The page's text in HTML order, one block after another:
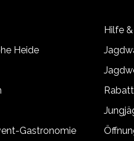
Heide
Gastronomie
Hilfe